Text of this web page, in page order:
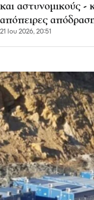
και αστυνομικούς -
απόπειρες
21 Ιου 2026, 20:51